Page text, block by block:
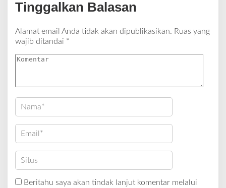
Tinggalkan Balasan
Alamat email Anda tidak akan dipublikasikan. Ruas yang
wajib ditandai *
Beritahu saya akan tindak lanjut komentar melalui